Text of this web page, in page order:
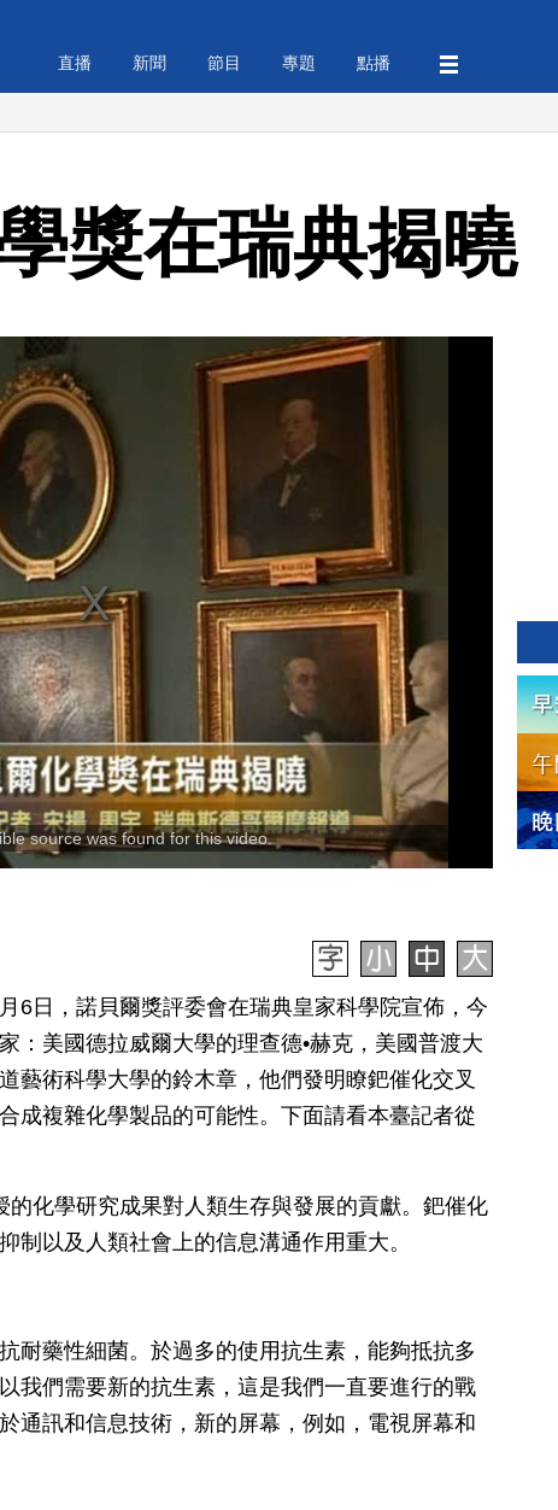
直播 新聞 節目 專題 點播
獎在瑞典揭曉
source was found for this video.
6日，諾貝爾獎評委會在瑞典皇家科學院宣佈，今
：美國德拉威爾大學的理查德•赫克，美國普渡大
藝術科學大學的鈴木章，他們發明瞭鈀催化交叉
成複雜化學製品的可能性。下面請看本臺記者從
化學研究成果對人類生存與發展的貢獻。鈀催化
制以及人類社會上的信息溝通作用重大。
耐藥性細菌。於過多的使用抗生素，能夠抵抗多
我們需要新的抗生素，這是我們一直要進行的戰
通訊和信息技術，新的屏幕，例如，電視屏幕和